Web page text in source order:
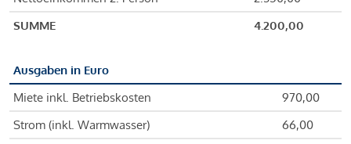
SUMME
4.200,00
Ausgaben in Euro
Miete inkl. Betriebskosten
970,00
Strom (inkl. Warmwasser)
66,00